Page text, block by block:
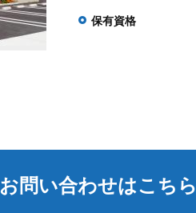
保有資格
お問い合わせはこちら